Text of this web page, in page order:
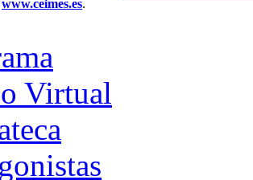
www.ceimes.es.
Virtual